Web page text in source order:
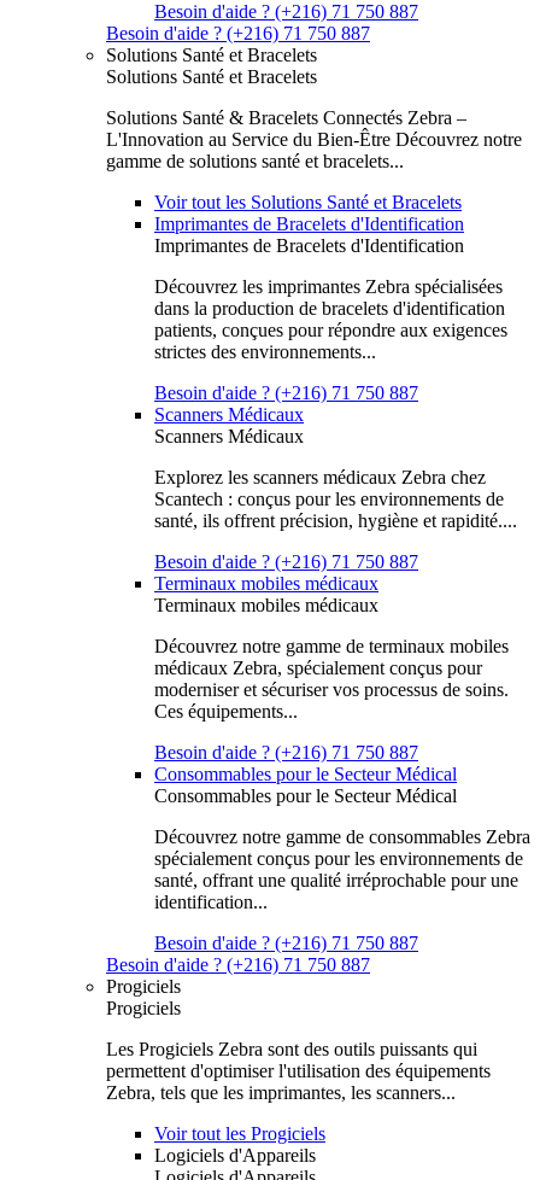
Besoin d'aide ? (+216) 71 750 887
Besoin d'aide ? (+216) 71 750 887
Solutions Santé et Bracelets
Solutions Santé et Bracelets
Solutions Santé & Bracelets Connectés Zebra –
L'Innovation au Service du Bien-Être Découvrez notre
gamme de solutions santé et bracelets...
Voir tout les Solutions Santé et Bracelets
Imprimantes de Bracelets d'Identification
Imprimantes de Bracelets d'Identification
Découvrez les imprimantes Zebra spécialisées
dans la production de bracelets d'identification
patients, conçues pour répondre aux exigences
strictes des environnements...
Besoin d'aide ? (+216) 71 750 887
Scanners Médicaux
Scanners Médicaux
Explorez les scanners médicaux Zebra chez
Scantech : conçus pour les environnements de
santé, ils offrent précision, hygiène et rapidité....
Besoin d'aide ? (+216) 71 750 887
Terminaux mobiles médicaux
Terminaux mobiles médicaux
Découvrez notre gamme de terminaux mobiles
médicaux Zebra, spécialement conçus pour
moderniser et sécuriser vos processus de soins.
Ces équipements...
Besoin d'aide ? (+216) 71 750 887
Consommables pour le Secteur Médical
Consommables pour le Secteur Médical
Découvrez notre gamme de consommables Zebra
spécialement conçus pour les environnements de
santé, offrant une qualité irréprochable pour une
identification...
Besoin d'aide ? (+216) 71 750 887
Besoin d'aide ? (+216) 71 750 887
Progiciels
Progiciels
Les Progiciels Zebra sont des outils puissants qui
permettent d'optimiser l'utilisation des équipements
Zebra, tels que les imprimantes, les scanners...
Voir tout les Progiciels
Logiciels d'Appareils